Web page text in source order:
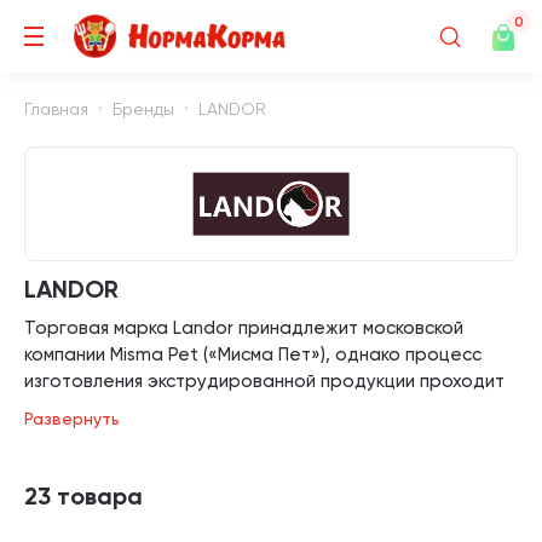
0
Главная Бренды LANDOR
LANDOR
Торговая марка Landor принадлежит московской
компании Misma Pet («Мисма Пет»), однако процесс
изготовления экструдированной продукции проходит
на испанском предприятии Elmubas Ibérica, которое
специализируется на изготовлении промышленного
корма «Ландор» производятся в Германии. Elmubas –
завод с завершенным техническим процессом и 30-
Развернуть
23 товара